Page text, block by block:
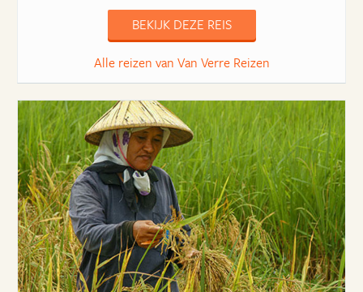
BEKIJK DEZE REIS
Alle reizen van Van Verre Reizen